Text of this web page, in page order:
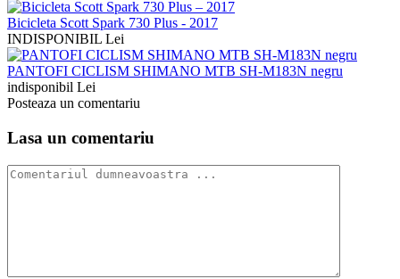
Bicicleta Scott Spark 730 Plus - 2017
INDISPONIBIL Lei
PANTOFI CICLISM SHIMANO MTB SH-M183N negru
indisponibil Lei
Posteaza un comentariu
Lasa un comentariu